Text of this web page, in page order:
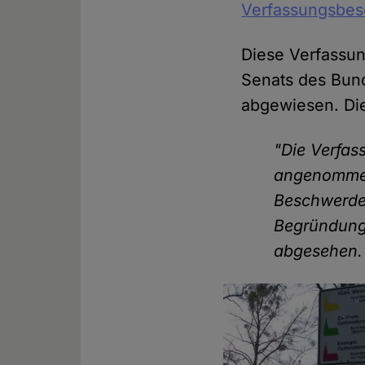
Diese
Senats des
abgewiesen.
"Die